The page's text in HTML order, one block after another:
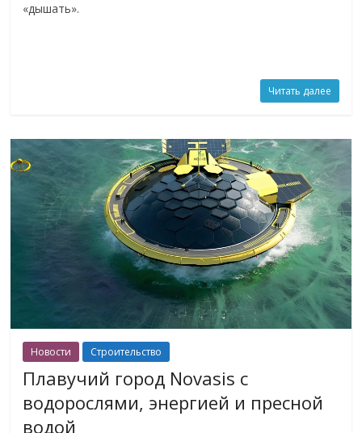
«дышать».
Читать далее
Новости Строительство
Плавучий город Novasis с
водорослями, энергией и пресной
водой